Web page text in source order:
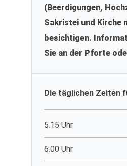
(Beerdigungen,
Sakristei und Kirche
besichtigen.
Sie an der Pforte
Die täglichen Zeiten
5.15 Uhr
6.00 Uhr